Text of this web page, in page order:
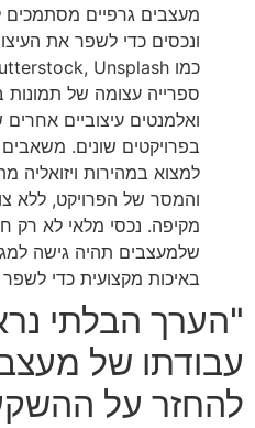
מעצבים גרפיים מסתמכים
ונכסים כדי לשפר את
ספרייה עצומה של תמונות
ואלמנטים עיצוביים
בפרויקטים שונים.
למצוא במהירות
והמסר של הפרויקט, ללא
מקיפה. נכסי מלאי לא רק
שלמעצבים תהיה גישה
באיכות מקצועית כדי
"הערך הבלתי
עבודתו של
להחזר על